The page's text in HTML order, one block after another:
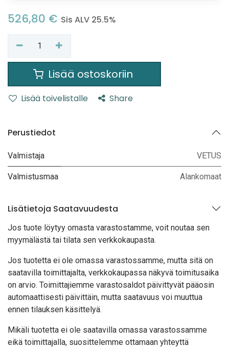
526,80 € Sis ALV 25.5%
Lisää ostoskoriin
Lisää toivelistalle Share
Perustiedot
Valmistaja VETUS
Valmistusmaa Alankomaat
Lisätietoja Saatavuudesta
Jos tuote löytyy omasta varastostamme, voit noutaa sen
myymälästä tai tilata sen verkkokaupasta.
Jos tuotetta ei ole omassa varastossamme, mutta sitä on
saatavilla toimittajalta, verkkokaupassa näkyvä toimitusaika
on arvio. Toimittajiemme varastosaldot päivittyvät pääosin
automaattisesti päivittäin, mutta saatavuus voi muuttua
ennen tilauksen käsittelyä.
Mikäli tuotetta ei ole saatavilla omassa varastossamme
eikä toimittajalla, suosittelemme ottamaan yhteyttä